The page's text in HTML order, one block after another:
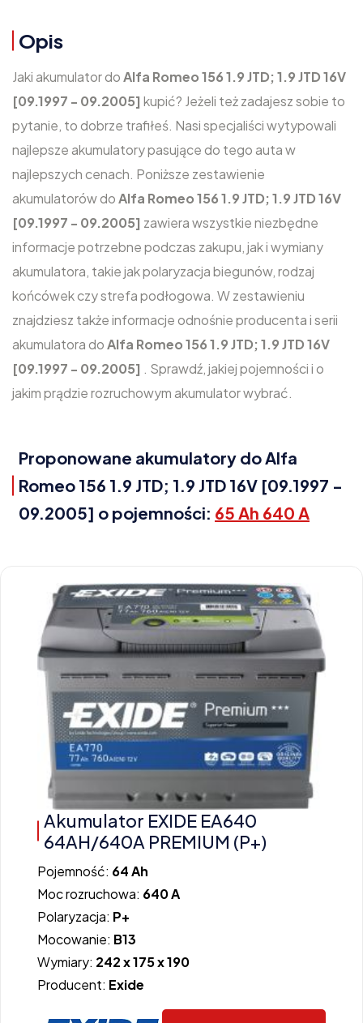
Opis
Jaki akumulator doAlfa Romeo 156 1.9 JTD; 1.9 JTD 16V
[09.1997 - 09.2005] kupić? Jeżeli też zadajesz sobie to
pytanie, to dobrze trafiłeś. Nasi specjaliści wytypowali
najlepsze akumulatory pasujące do tego auta w
najlepszych cenach. Poniższe zestawienie
akumulatorów doAlfa Romeo 156 1.9 JTD; 1.9 JTD 16V
[09.1997 - 09.2005] zawiera wszystkie niezbędne
informacje potrzebne podczas zakupu, jak i wymiany
akumulatora, takie jak polaryzacja biegunów, rodzaj
końcówek czy strefa podłogowa. W zestawieniu
znajdziesz także informacje odnośnie producenta i serii
akumulatora doAlfa Romeo 156 1.9 JTD; 1.9 JTD 16V
[09.1997 - 09.2005] . Sprawdź, jakiej pojemności i o
jakim prądzie rozruchowym akumulator wybrać.
Proponowane akumulatory do Alfa
Romeo 156 1.9 JTD; 1.9 JTD 16V [09.1997 -
09.2005] o pojemności: 65 Ah 640 A
Akumulator EXIDE EA640
64AH/640A PREMIUM (P+)
Pojemność: 64 Ah
Moc rozruchowa: 640 A
Polaryzacja: P+
Mocowanie: B13
Wymiary: 242 x 175 x 190
Producent: Exide